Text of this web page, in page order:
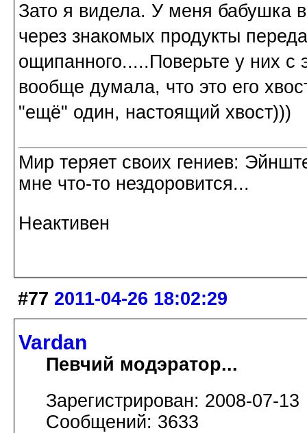
Зато я видела. У меня бабушка
через знакомых продукты
ощипанного.....Поверьте у них
вообще думала, что это его
"ещё" один, настоящий хвост)))
Мир теряет своих гениев:
мне что-то нездоровится...
Неактивен
#77 2011-04-26 18:02:29
Vardan
Певчий модэратор...
Зарегистрирован: 2008-07-13
Сообщений: 3633